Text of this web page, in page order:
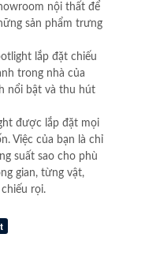
nội thất để
sản phẩm trưng
lắp đặt chiếu
trong nhà của
nổi bật và thu hút
được lắp đặt mọi
Việc của bạn là chỉ
suất sao cho phù
gian, từng vật,
rọi.